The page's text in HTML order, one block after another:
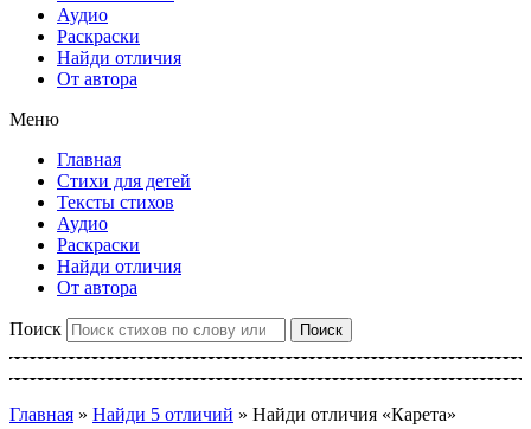
Аудио
Раскраски
Найди отличия
От автора
Меню
Главная
Стихи для детей
Тексты стихов
Аудио
Раскраски
Найди отличия
От автора
Поиск Поиск
Главная » Найди 5 отличий » Найди отличия «Карета»